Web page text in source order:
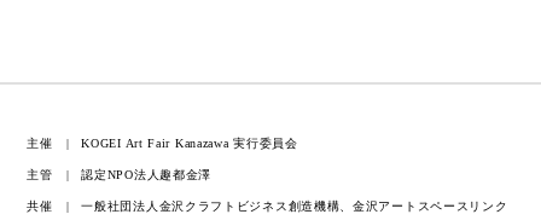
主催 KOGEI Art Fair Kanazawa 実行委員会
主管 認定NPO法人趣都金澤
共催 一般社団法人金沢クラフトビジネス創造機構、金沢アートスペースリンク